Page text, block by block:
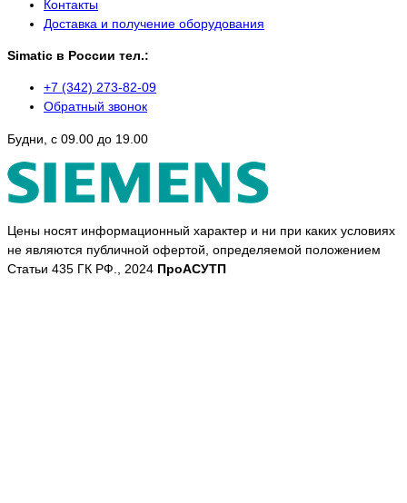
Контакты
Доставка и получение оборудования
Simatic в России тел.:
+7 (342) 273-82-09
Обратный звонок
Будни, с 09.00 до 19.00
Цены носят информационный характер и ни при каких условиях
не являются публичной офертой, определяемой положением
Статьи 435 ГК РФ., 2024 ПроАСУТП